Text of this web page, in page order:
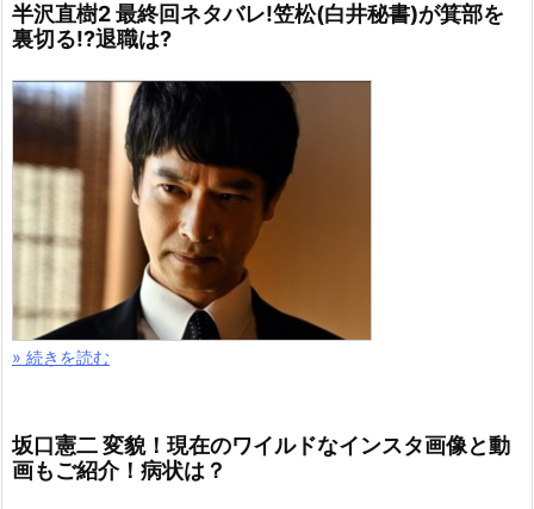
半沢直樹2 最終回ネタバレ!笠松(白井秘書)が箕部を
裏切る!?退職は?
» 続きを読む
坂口憲二 変貌！現在のワイルドなインスタ画像と動
画もご紹介！病状は？